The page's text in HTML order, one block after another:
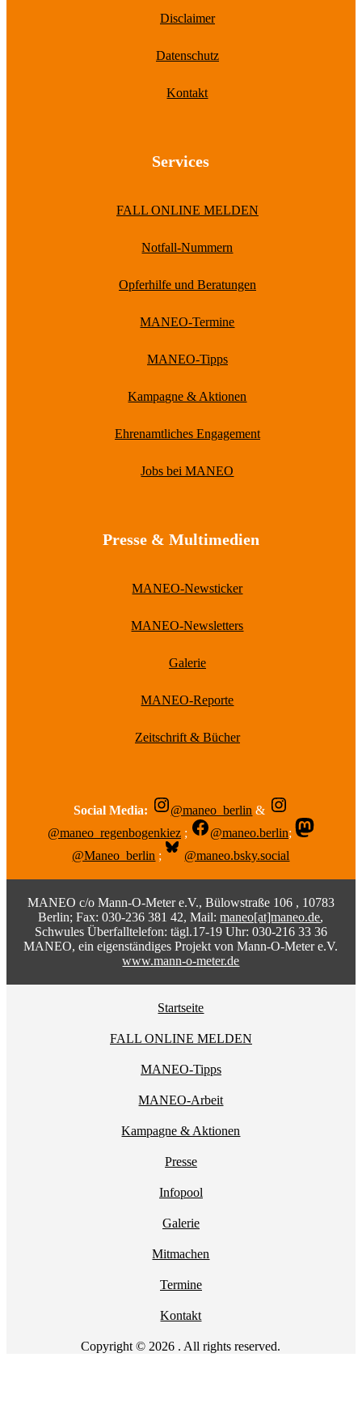
Disclaimer
Datenschutz
Kontakt
Services
FALL ONLINE MELDEN
Notfall-Nummern
Opferhilfe und Beratungen
MANEO-Termine
MANEO-Tipps
Kampagne & Aktionen
Ehrenamtliches Engagement
Jobs bei MANEO
Presse & Multimedien
MANEO-Newsticker
MANEO-Newsletters
Galerie
MANEO-Reporte
Zeitschrift & Bücher
Social Media: @maneo_berlin &
@maneo_regenbogenkiez ; @maneo.berlin;
@Maneo_berlin ; @maneo.bsky.social
MANEO c/o Mann-O-Meter e.V., Bülowstraße 106 , 10783
Berlin; Fax: 030-236 381 42, Mail:maneo[at]maneo.de,
Schwules Überfalltelefon: tägl.17-19 Uhr: 030-216 33 36
MANEO, ein eigenständiges Projekt von Mann-O-Meter e.V.
www.mann-o-meter.de
Startseite
FALL ONLINE MELDEN
MANEO-Tipps
MANEO-Arbeit
Kampagne & Aktionen
Presse
Infopool
Galerie
Mitmachen
Termine
Kontakt
Copyright © 2026 . All rights reserved.